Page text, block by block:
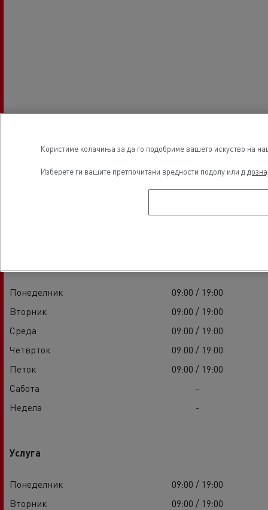
Понеделник
09:00 / 19:00
Вторник
09:00 / 19:00
Среда
09:00 / 19:00
Четврток
09:00 / 19:00
Петок
09:00 / 19:00
Сабота
-
Недела
-
Услуга
Понеделник
09:00 / 19:00
Вторник
09:00 / 19:00
Користиме колачиња за да го подобриме вашето искуство на
Изберете ги вашите претпочитани вредности подолу или д